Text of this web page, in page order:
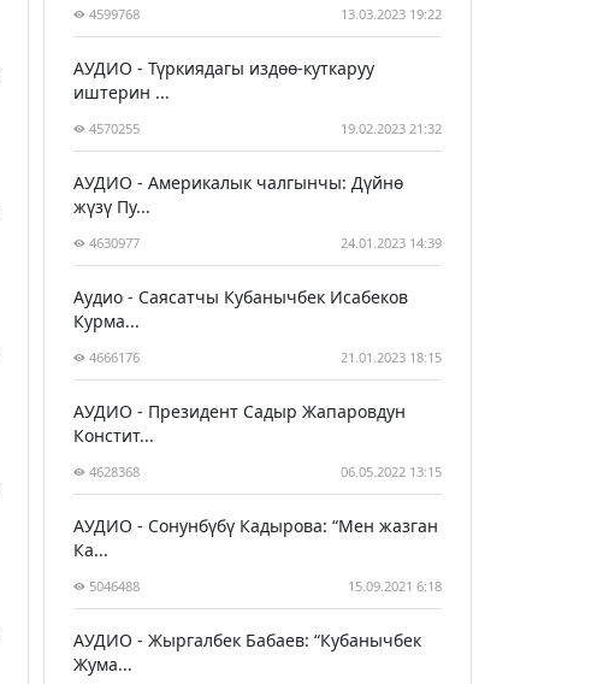
4599768 13.03.2023 19:22
АУДИО - Түркиядагы издөө-куткаруу
иштерин ...
4570255 19.02.2023 21:32
АУДИО - Америкалык чалгынчы: Дүйнө
жүзү Пу...
4630977 24.01.2023 14:39
Аудио - Саясатчы Кубанычбек Исабеков
Курма...
4666176 21.01.2023 18:15
АУДИО - Президент Садыр Жапаровдун
Констит...
4628368 06.05.2022 13:15
АУДИО - Сонунбүбү Кадырова: “Мен жазган
Ка...
5046488 15.09.2021 6:18
АУДИО - Жыргалбек Бабаев: “Кубанычбек
Жума...